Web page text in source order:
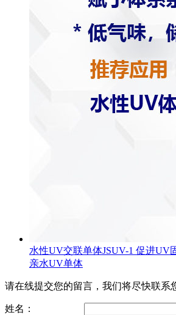
水性UV交联单体JSUV-1 促进UV
亲水UV单体
请在线提交您的留言，我们将尽快联系
姓名：